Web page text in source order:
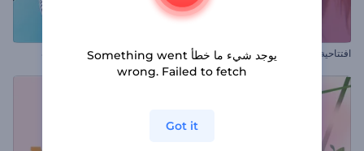
افتتاحية ترويج الموضة مجموعة الترويج للقصص المصورة
يوجد شيء ما خطأ Something went
wrong. Failed to fetch
Got it